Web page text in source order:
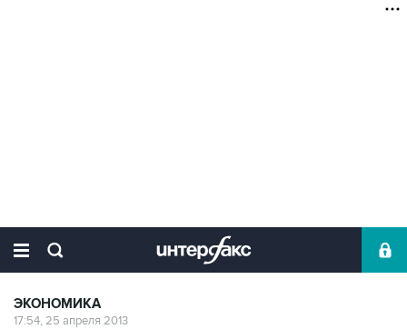
ЭКОНОМИКА
17:54, 25 апреля 2013